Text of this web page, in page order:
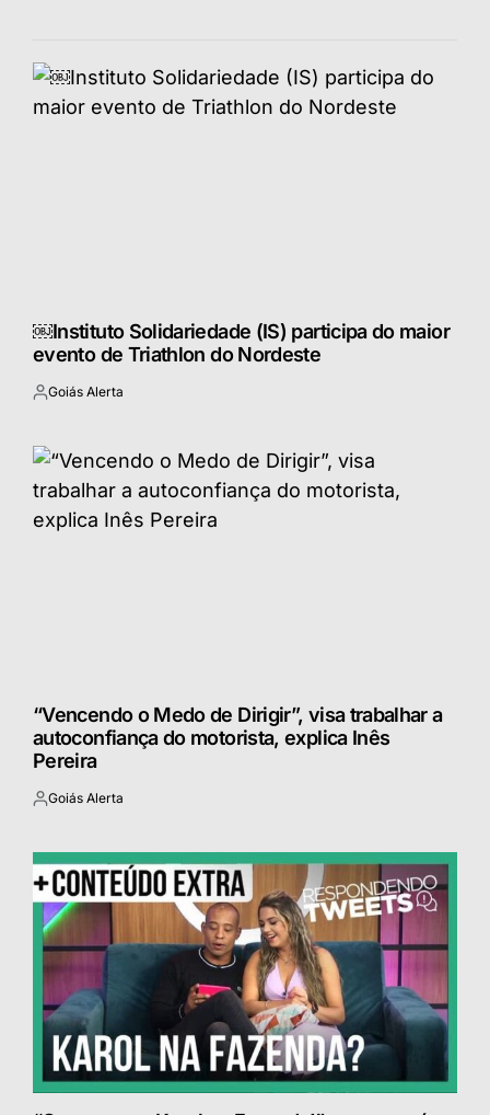
￼Instituto Solidariedade (IS) participa do maior
evento de Triathlon do Nordeste
Postado
Goiás Alerta
“Vencendo o Medo de Dirigir”, visa trabalhar a
autoconfiança do motorista, explica Inês
Pereira
Postado
Goiás Alerta